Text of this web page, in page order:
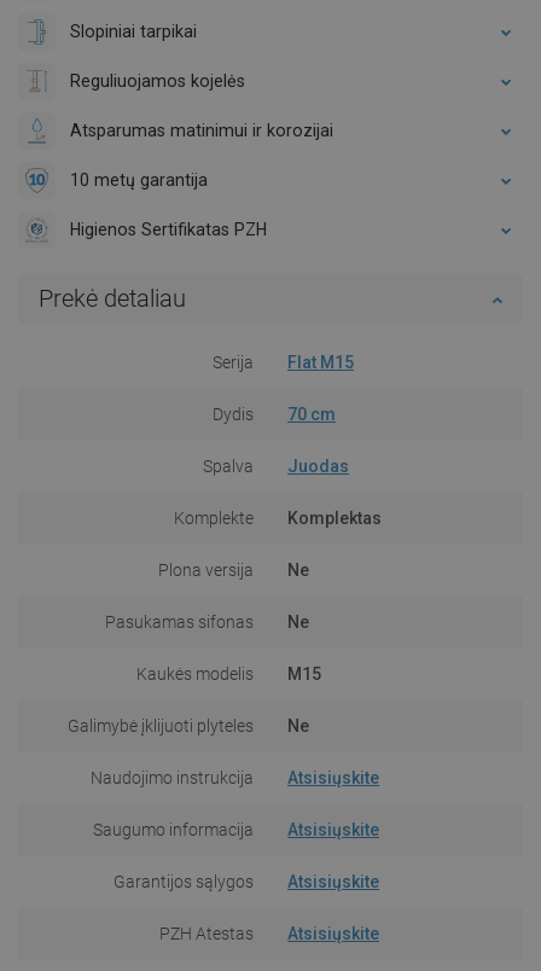
Slopiniai tarpikai
Reguliuojamos kojelės
Atsparumas matinimui ir korozijai
10 metų garantija
Higienos Sertifikatas PZH
Prekė detaliau
Serija Flat M15
Dydis 70 cm
Spalva Juodas
Komplekte Komplektas
Plona versija Ne
Pasukamas sifonas Ne
Kaukės modelis M15
Galimybė įklijuoti plyteles Ne
Naudojimo instrukcija Atsisiųskite
Saugumo informacija Atsisiųskite
Garantijos sąlygos Atsisiųskite
PZH Atestas Atsisiųskite